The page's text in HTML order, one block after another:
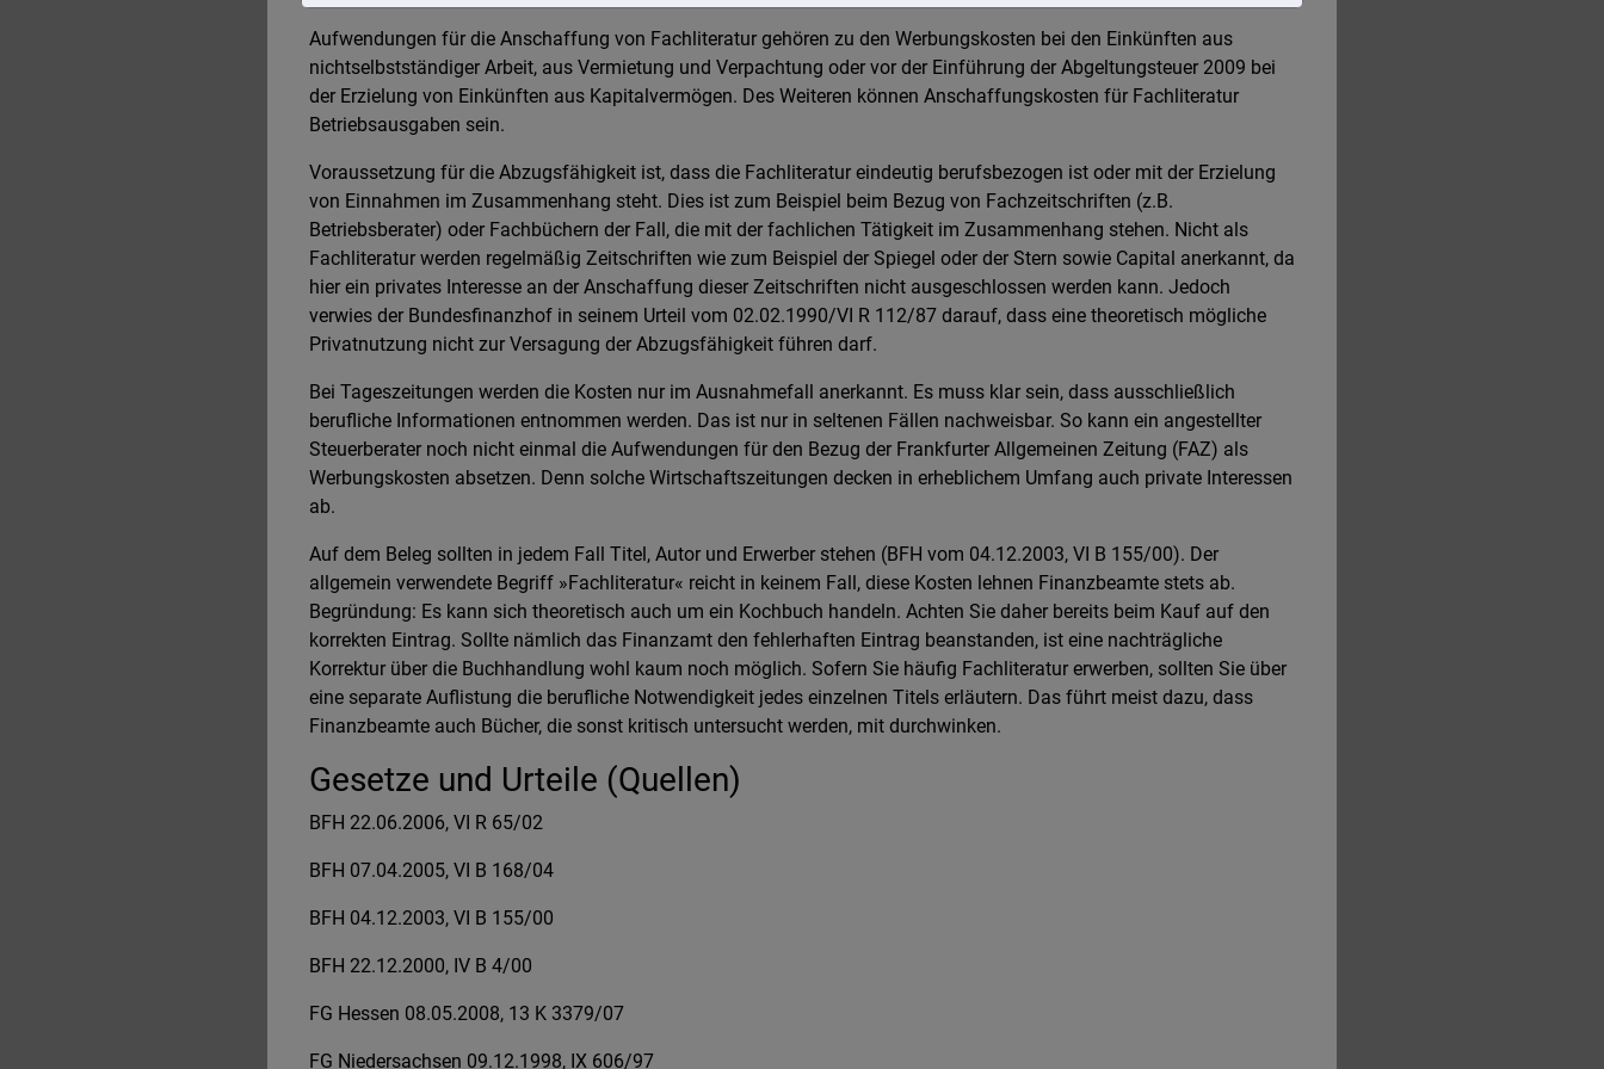
Aufwendungen für die Anschaffung von Fachliteratur gehören zu den Werbungskosten bei den Einkünften aus
nichtselbstständiger Arbeit, aus Vermietung und Verpachtung oder vor der Einführung der Abgeltungsteuer 2009 bei
der Erzielung von Einkünften aus Kapitalvermögen. Des Weiteren können Anschaffungskosten für Fachliteratur
Betriebsausgaben sein.
Voraussetzung für die Abzugsfähigkeit ist, dass die Fachliteratur eindeutig berufsbezogen ist oder mit der Erzielung
von Einnahmen im Zusammenhang steht. Dies ist zum Beispiel beim Bezug von Fachzeitschriften (z.B.
Betriebsberater) oder Fachbüchern der Fall, die mit der fachlichen Tätigkeit im Zusammenhang stehen. Nicht als
Fachliteratur werden regelmäßig Zeitschriften wie zum Beispiel der Spiegel oder der Stern sowie Capital anerkannt, da
hier ein privates Interesse an der Anschaffung dieser Zeitschriften nicht ausgeschlossen werden kann. Jedoch
verwies der Bundesfinanzhof in seinem Urteil vom 02.02.1990/VI R 112/87 darauf, dass eine theoretisch mögliche
Privatnutzung nicht zur Versagung der Abzugsfähigkeit führen darf.
Bei Tageszeitungen werden die Kosten nur im Ausnahmefall anerkannt. Es muss klar sein, dass ausschließlich
berufliche Informationen entnommen werden. Das ist nur in seltenen Fällen nachweisbar. So kann ein angestellter
Steuerberater noch nicht einmal die Aufwendungen für den Bezug der Frankfurter Allgemeinen Zeitung (FAZ) als
Werbungskosten absetzen. Denn solche Wirtschaftszeitungen decken in erheblichem Umfang auch private Interessen
ab.
Auf dem Beleg sollten in jedem Fall Titel, Autor und Erwerber stehen (BFH vom 04.12.2003, VI B 155/00). Der
allgemein verwendete Begriff »Fachliteratur« reicht in keinem Fall, diese Kosten lehnen Finanzbeamte stets ab.
Begründung: Es kann sich theoretisch auch um ein Kochbuch handeln. Achten Sie daher bereits beim Kauf auf den
korrekten Eintrag. Sollte nämlich das Finanzamt den fehlerhaften Eintrag beanstanden, ist eine nachträgliche
Korrektur über die Buchhandlung wohl kaum noch möglich. Sofern Sie häufig Fachliteratur erwerben, sollten Sie über
eine separate Auflistung die berufliche Notwendigkeit jedes einzelnen Titels erläutern. Das führt meist dazu, dass
Finanzbeamte auch Bücher, die sonst kritisch untersucht werden, mit durchwinken.
Gesetze und Urteile (Quellen)
BFH 22.06.2006, VI R 65/02
BFH 07.04.2005, VI B 168/04
BFH 04.12.2003, VI B 155/00
BFH 22.12.2000, IV B 4/00
FG Hessen 08.05.2008, 13 K 3379/07
FG Niedersachsen 09.12.1998, IX 606/97